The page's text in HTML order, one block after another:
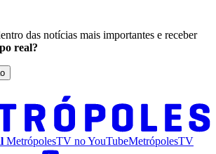
das notícias mais importantes e receber
real?
MetrópolesTV noYouTubeMetrópolesTV